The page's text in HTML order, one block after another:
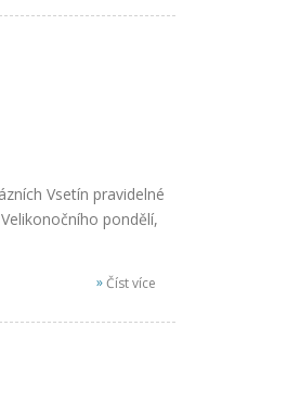
Vsetín pravidelné
pondělí,
»Číst více